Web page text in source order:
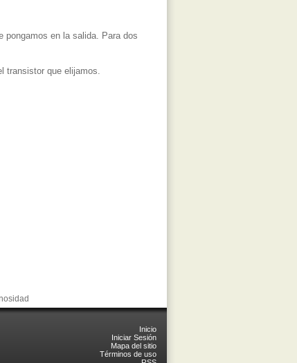
pongamos en la salida. Para dos
transistor que elijamos.
Inicio
Iniciar Sesión
Mapa del sitio
Términos de uso